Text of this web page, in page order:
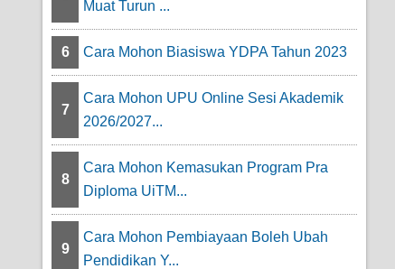
Muat Turun ...
6 Cara Mohon Biasiswa YDPA Tahun 2023
7
Cara Mohon UPU Online Sesi Akademik
2026/2027...
8
Cara Mohon Kemasukan Program Pra
Diploma UiTM...
9
Cara Mohon Pembiayaan Boleh Ubah
Pendidikan Y...